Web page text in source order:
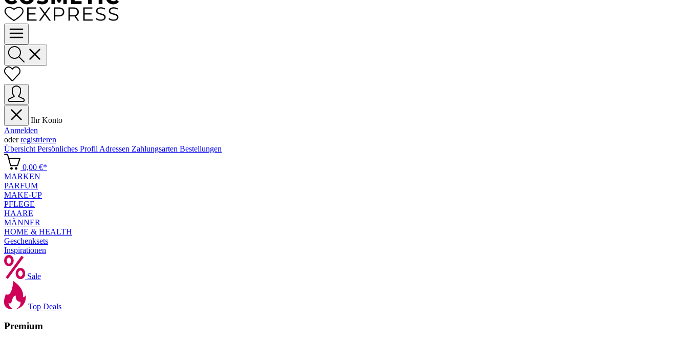
Ihr Konto
Anmelden
oderregistrieren
Übersicht Persönliches Profil Adressen Zahlungsarten Bestellungen
0,00 €*
MARKEN
PARFUM
MAKE-UP
PFLEGE
HAARE
MÄNNER
HOME & HEALTH
Geschenksets
Inspirationen
Sale
Top Deals
Premium